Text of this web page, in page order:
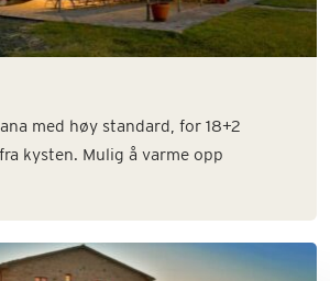
med høy standard, for 18+2
kysten. Mulig å varme opp